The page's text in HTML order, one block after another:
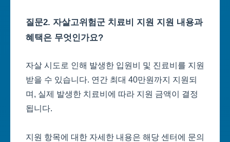
질문2. 자살고위험군 치료비 지원 지원 내용과
혜택은 무엇인가요?
자살 시도로 인해 발생한 입원비 및 진료비를 지원
받을 수 있습니다. 연간 최대 40만원까지 지원되
며, 실제 발생한 치료비에 따라 지원 금액이 결정
됩니다.
지원 항목에 대한 자세한 내용은 해당 센터에 문의